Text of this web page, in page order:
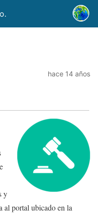
hace 14 años
y
al portal ubicado en la